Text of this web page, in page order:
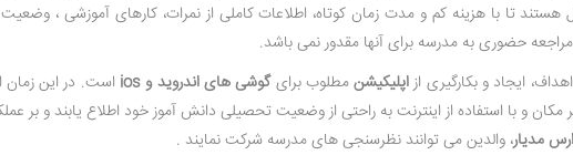
تا با هزینه کم و مدت زمان کوتاه، اطلاعات کاملی از نمرات، کارهای آموزشی ،
حضوری به مدرسه برای آنها مقدور نمی باشد.
ایجاد و بکارگیری ازاپلیکیشنمطلوب برایگوشی های اندروید و ios است. در این زمان
و با استفاده از اینترنت به راحتی از وضعیت تحصیلی دانش آموز خود اطلاع یابند و بر
مدیار، والدین می توانند نظرسنجی های مدرسه شرکت نمایند .